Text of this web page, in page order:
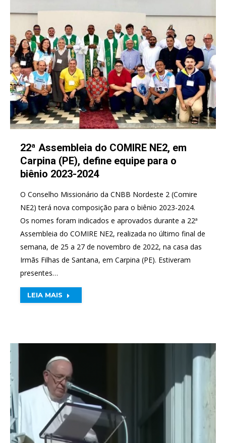
22ª Assembleia do COMIRE NE2, em
Carpina (PE), define equipe para o
biênio 2023-2024
O Conselho Missionário da CNBB Nordeste 2 (Comire
NE2) terá nova composição para o biênio 2023-2024.
Os nomes foram indicados e aprovados durante a 22ª
Assembleia do COMIRE NE2, realizada no último final de
semana, de 25 a 27 de novembro de 2022, na casa das
Irmãs Filhas de Santana, em Carpina (PE). Estiveram
presentes…
LEIA MAIS